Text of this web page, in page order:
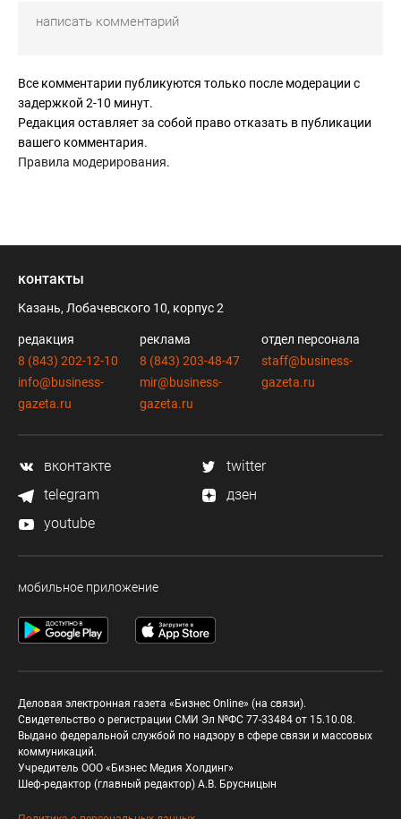
Все комментарии публикуются только после модерации с
задержкой 2-10 минут.
Редакция оставляет за собой право отказать в публикации
вашего комментария.
Правила модерирования.
контакты
Казань, Лобачевского 10, корпус 2
редакция
8 (843) 202-12-10
info@business-
gazeta.ru
реклама
8 (843) 203-48-47
mir@business-
gazeta.ru
отдел персонала
staff@business-
gazeta.ru
вконтакте
twitter
telegram
дзен
youtube
мобильное приложение
Деловая электронная газета «Бизнес Online» (на связи).
Свидетельство о регистрации СМИ Эл №ФС 77-33484 от 15.10.08.
Выдано федеральной службой по надзору в сфере связи и массовых
коммуникаций.
Учредитель ООО «Бизнес Медия Холдинг»
Шеф-редактор (главный редактор) А.В. Брусницын